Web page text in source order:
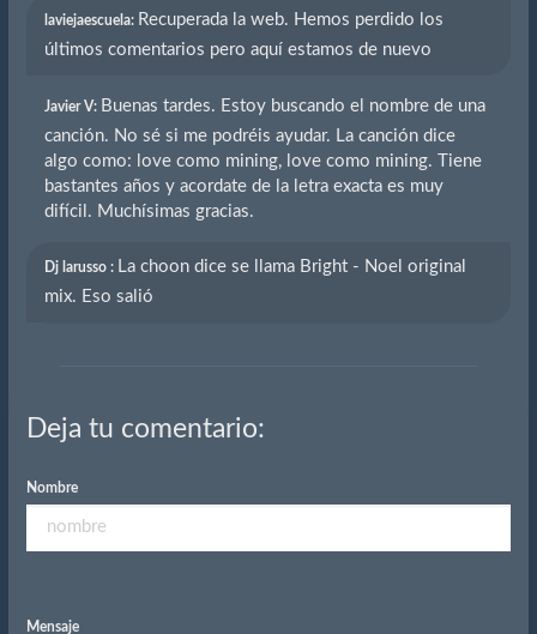
laviejaescuela: Recuperada la web. Hemos perdido los
últimos comentarios pero aquí estamos de nuevo
Javier V: Buenas tardes. Estoy buscando el nombre de una
canción. No sé si me podréis ayudar. La canción dice
algo como: love como mining, love como mining. Tiene
bastantes años y acordate de la letra exacta es muy
difícil. Muchísimas gracias.
Dj larusso : La choon dice se llama Bright - Noel original
mix. Eso salió
Deja tu comentario:
Nombre
Mensaje